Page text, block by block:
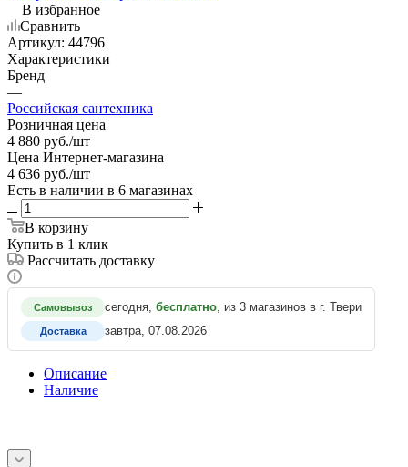
В избранное
Сравнить
Артикул: 44796
Характеристики
Бренд
—
Российская сантехника
Розничная цена
4 880 руб./шт
Цена Интернет-магазина
4 636 руб./шт
Есть в наличии в 6 магазинах
В корзину
Купить в 1 клик
Рассчитать доставку
Самовывоз сегодня, бесплатно , из 3 магазинов в г. Твери
Доставка завтра, 07.08.2026
Описание
Наличие